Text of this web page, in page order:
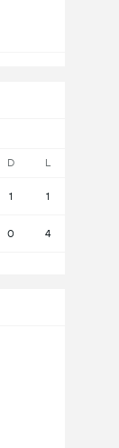
D L
1 1
0 4